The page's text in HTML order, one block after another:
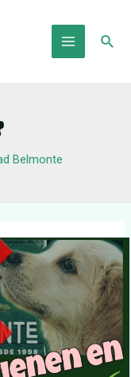
Main
Belmonte